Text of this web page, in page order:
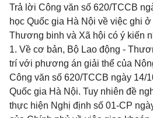
Trả lời Công văn số 620/TCCB
học Quốc gia Hà Nội về việc ghi
Thương binh và Xã hội có ý kiến
1. Về cơ bản, Bộ Lao động -
trí với phương án giải thể của
Công văn số 620/TCCB ngày 14/
Quốc gia Hà Nội. Tuy nhiên đề
thực hiện Nghị định số 01-CP